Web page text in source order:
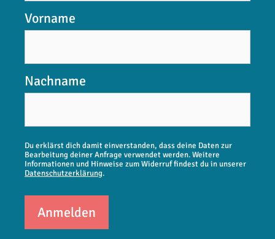
Vorname
Nachname
Du erklärst dich damit einverstanden, dass deine Daten zur
Bearbeitung deiner Anfrage verwendet werden. Weitere
Informationen und Hinweise zum Widerruf findest du in unserer
Datenschutzerklärung.